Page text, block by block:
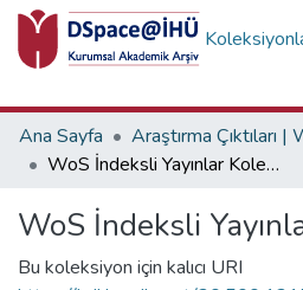
Ana Sayfa
WoS İndeksli Yayınlar Koleksiyonu
WoS İndeksli
Bu koleksiyon için kalıcı URI